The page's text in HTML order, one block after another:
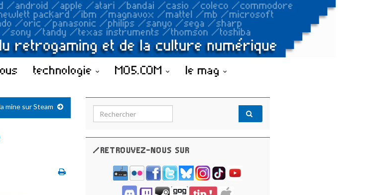
technologie MO5.COM le mag
mine sur Steam Search for:
/RETROUVEZ-NOUS SUR